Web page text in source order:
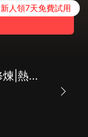
新人領7天免費試用
苟在女魔頭身邊偷偷修煉|熱血爽文|玄幻修仙|爆笑穿越|腦洞系統|多人有聲劇